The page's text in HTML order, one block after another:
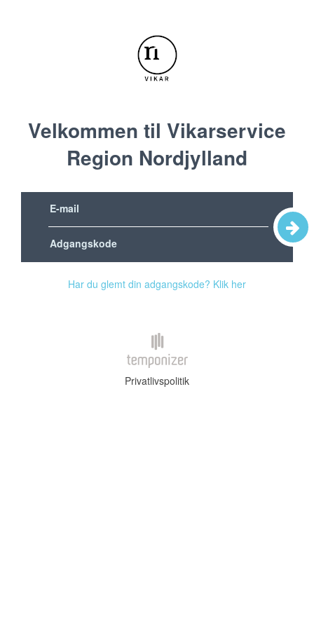
Velkommen til Vikarservice
Region Nordjylland
Har du glemt din adgangskode? Klik her
Privatlivspolitik